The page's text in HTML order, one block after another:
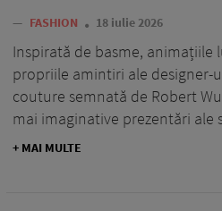
— FASHION 18 iulie 2026
Inspirată de basme, animațiile
propriile amintiri ale designer-
couture semnată de Robert
mai imaginative prezentări ale
+ MAI MULTE